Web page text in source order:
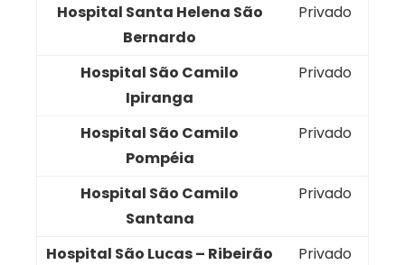
Hospital Santa Helena São
Bernardo
Privado
Hospital São Camilo
Ipiranga
Privado
Hospital São Camilo
Pompéia
Privado
Hospital São Camilo
Santana
Privado
Hospital São Lucas – Ribeirão
Privado